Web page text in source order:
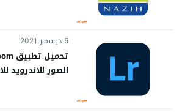
5 ديسمبر 2021
الصور للاندرويد